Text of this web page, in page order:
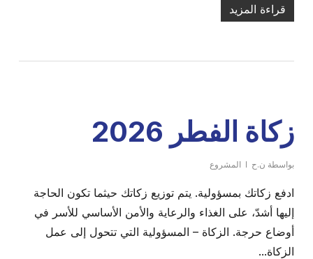
قراءة المزيد
زكاة الفطر 2026
بواسطة ن.ح المشروع
ادفع زكاتك بمسؤولية. يتم توزيع زكاتك حيثما تكون الحاجة
إليها أشدّ، على الغذاء والرعاية والأمن الأساسي للأسر في
أوضاع حرجة. الزكاة – المسؤولية التي تتحول إلى عمل
الزكاة...